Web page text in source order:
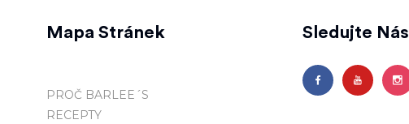
Mapa Stránek
PROČ BARLEE´S
RECEPTY
Sledujte Nás